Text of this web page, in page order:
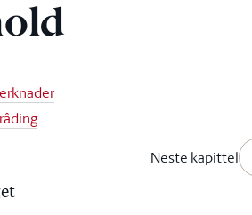
Neste kapittel